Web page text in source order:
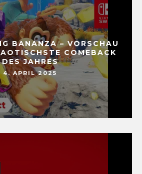
BANANZA – VORSCHAU
COMEBACK
DES JAHRES
4. APRIL 2025